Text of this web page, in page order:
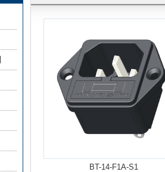
BT-14-F1A-S1